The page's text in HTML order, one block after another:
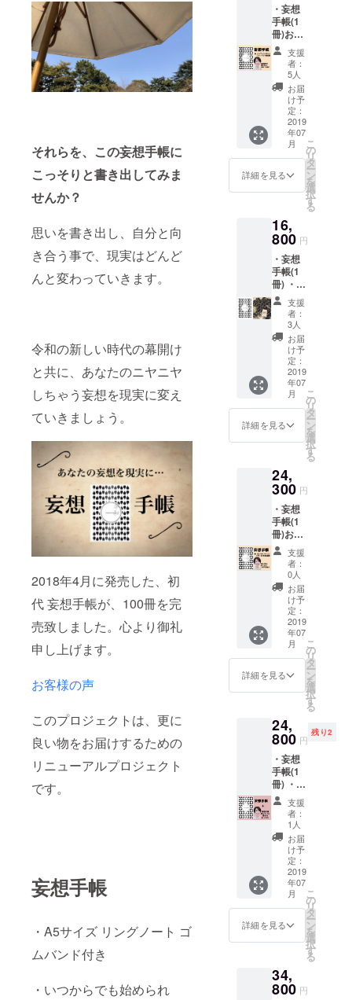
それらを、この妄想手帳に
こっそりと書き出してみま
せんか？
思いを書き出し、自分と向
き合う事で、現実はどんど
んと変わっていきます。
令和の新しい時代の幕開け
と共に、あなたのニヤニヤ
しちゃう妄想を現実に変え
ていきましょう。
2018年4月に発売した、初
代 妄想手帳が、100冊を完
売致しました。心より御礼
申し上げます。
お客様の声
このプロジェクトは、更に
良い物をお届けするための
リニューアルプロジェクト
です。
妄想手帳
・A5サイズ リングノート ゴ
ムバンド付き
・いつからでも始められ
・妄想
手帳(1
冊)お届
け ・
LINEグ
ループ
での
「汐月
サエコ
オンラ
インサ
ロン」
へ、1ヶ
月間ご
参加頂
けま
「汐月
サエコ
オンラ
インサ
ロン」
とは。
LINEよ
り手帳
の書き
方や
カード
の読み
方をお
届けし
ます。
定価
16000
支援
者：
5人
お届
け予
定：
2019
年07
月
詳細を見る
こ
の
リ
タ
ー
ン
を
選
択
す
る
16,
800 円
・妄想
手帳(1
冊) ・オ
リジナ
ルコー
チング
カード
「KI-
ZU-KI」
(1セッ
ト) ２つ
10%OF
Fでお届
け。 ＊
「KI-
とは。
自分の
深層心
理を引
き出す
ための
セルフ
コーチ
ング
カー
ド。54
枚。 定
20000
円が、
16%OF
Fに。
支援
者：
3人
お届
け予
定：
2019
年07
月
詳細を見る
こ
の
リ
タ
ー
ン
を
選
択
す
る
24,
300 円
・妄想
手帳(1
冊)お届
け ・
LINEグ
ループ
での
「汐月
サエコ
オンラ
インサ
ロン」
へ、3ヶ
月間ご
参加頂
けま
「汐月
サエコ
オンラ
インサ
ロン」
とは。
LINEよ
り手帳
の書き
方や
カード
の読み
方をお
届けし
ます。
定価
27500
支援
者：
0人
お届
け予
定：
2019
年07
月
詳細を見る
こ
の
リ
タ
ー
ン
を
選
択
す
る
24,
800 円
残り2
・妄想
手帳(1
冊) ・開
発者に
よる、
マン
ツーマ
ンの書
き方
レッス
ン。(オ
ンライ
ン120
分) 今回
のみの
特別
ト。
支援
者：
1人
お届
け予
定：
2019
年07
月
詳細を見る
こ
の
リ
タ
ー
ン
を
選
択
す
る
34,
800 円